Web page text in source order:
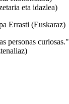
eta idazlea)
Errasti (Euskaraz)
personas curiosas."